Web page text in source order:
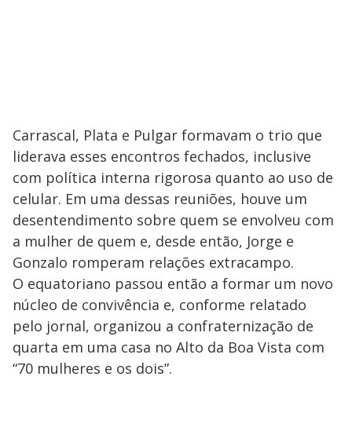
Carrascal, Plata e Pulgar formavam o trio que
liderava esses encontros fechados, inclusive
com política interna rigorosa quanto ao uso de
celular. Em uma dessas reuniões, houve um
desentendimento sobre quem se envolveu com
a mulher de quem e, desde então, Jorge e
Gonzalo romperam relações extracampo.
O equatoriano passou então a formar um novo
núcleo de convivência e, conforme relatado
pelo jornal, organizou a confraternização de
quarta em uma casa no Alto da Boa Vista com
“70 mulheres e os dois”.